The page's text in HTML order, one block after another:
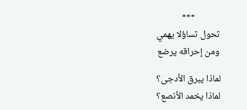
***
تحول تساؤلا يهمي
ومن إحراقه يرضع
لماذا يبرق الأدجى؟
لماذا يخمد الأنصع؟